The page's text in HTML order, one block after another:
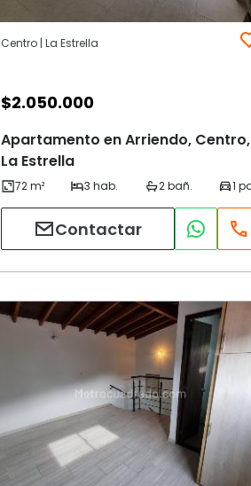
Centro | La Estrella
$2.050.000
Apartamento en Arriendo, Centro,
La Estrella
Contactar